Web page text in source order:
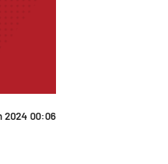
2024 00:06